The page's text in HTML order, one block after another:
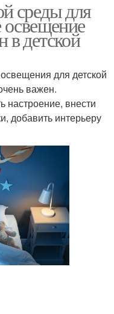
среды для
освещение
детской
для детской
важен.
настроение, внести
добавить интерьеру